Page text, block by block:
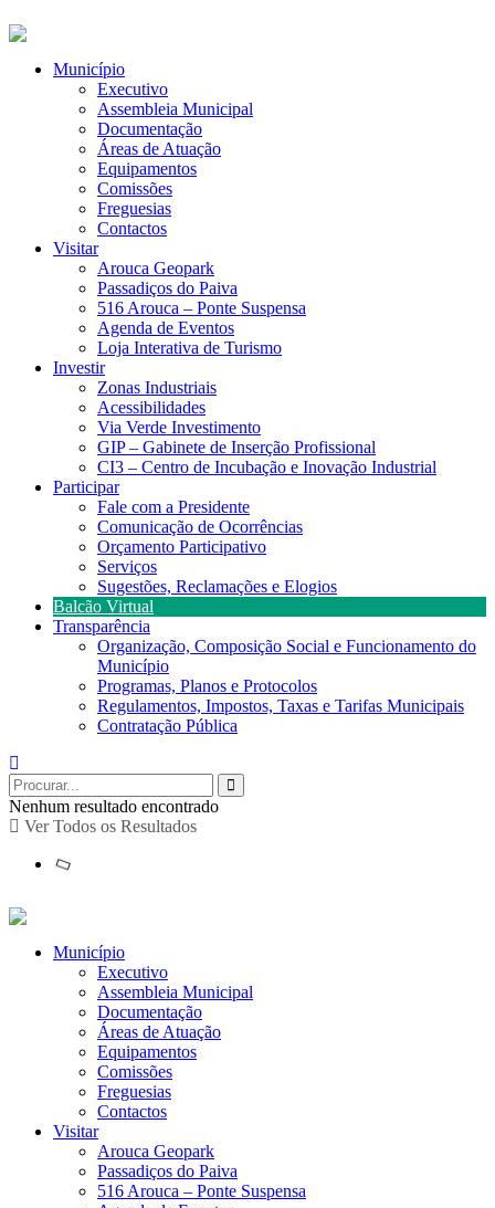
Município
Executivo
Assembleia Municipal
Documentação
Áreas de Atuação
Equipamentos
Comissões
Freguesias
Contactos
Visitar
Arouca Geopark
Passadiços do Paiva
516 Arouca – Ponte Suspensa
Agenda de Eventos
Loja Interativa de Turismo
Investir
Zonas Industriais
Acessibilidades
Via Verde Investimento
GIP – Gabinete de Inserção Profissional
CI3 – Centro de Incubação e Inovação Industrial
Participar
Fale com a Presidente
Comunicação de Ocorrências
Orçamento Participativo
Serviços
Sugestões, Reclamações e Elogios
Balcão Virtual
Transparência
Organização, Composição Social e Funcionamento do
Município
Programas, Planos e Protocolos
Regulamentos, Impostos, Taxas e Tarifas Municipais
Contratação Pública
Nenhum resultado encontrado
Ver Todos os Resultados
Município
Executivo
Assembleia Municipal
Documentação
Áreas de Atuação
Equipamentos
Comissões
Freguesias
Contactos
Visitar
Arouca Geopark
Passadiços do Paiva
516 Arouca – Ponte Suspensa